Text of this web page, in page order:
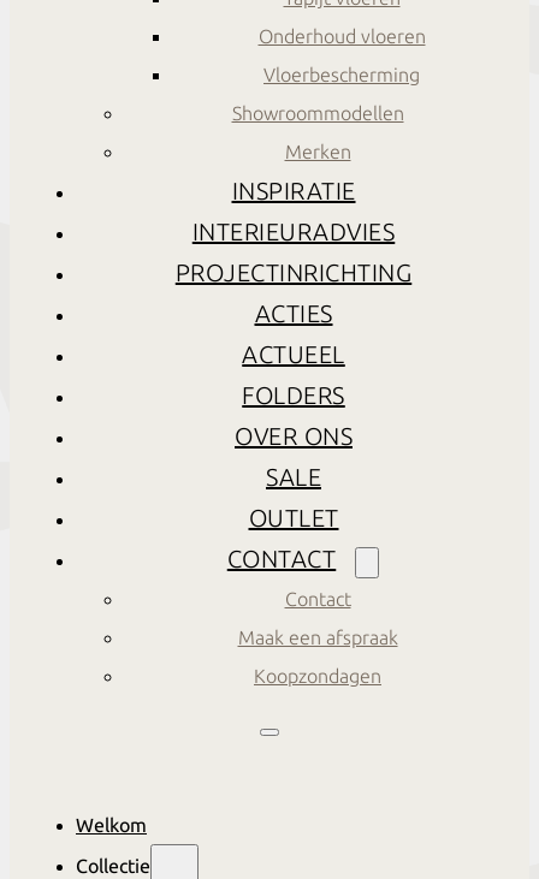
Onderhoud vloeren
Vloerbescherming
Showroommodellen
Merken
INSPIRATIE
INTERIEURADVIES
PROJECTINRICHTING
ACTIES
ACTUEEL
FOLDERS
OVER ONS
SALE
OUTLET
CONTACT
Contact
Maak een afspraak
Koopzondagen
Welkom
Collectie